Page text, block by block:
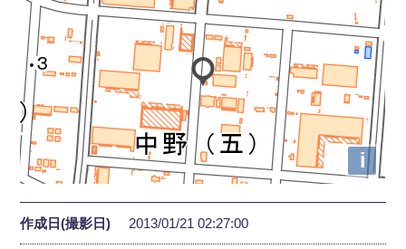
i
作成日(撮影日) 2013/01/21 02:27:00